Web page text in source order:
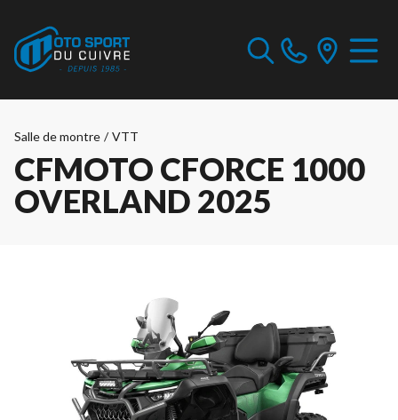
Salle de montre / VTT
CFMOTO CFORCE 1000
OVERLAND 2025